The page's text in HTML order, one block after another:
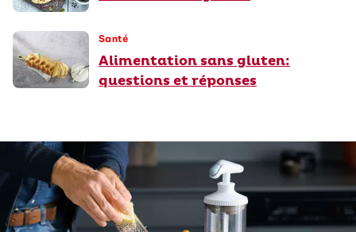
Santé
Alimentation sans gluten:
questions et réponses